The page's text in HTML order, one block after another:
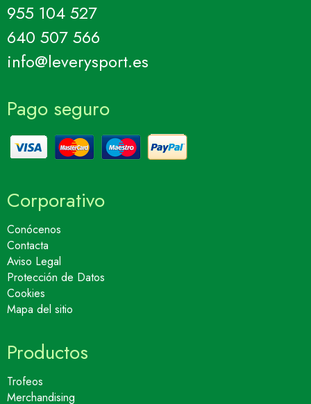
955 104 527
640 507 566
info@leverysport.es
Pago seguro
Corporativo
Conócenos
Contacta
Aviso Legal
Protección de Datos
Cookies
Mapa del sitio
Productos
Trofeos
Merchandising